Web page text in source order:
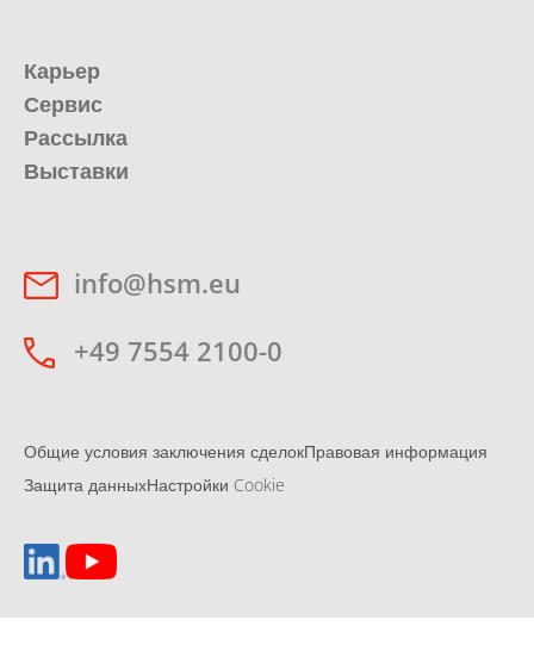
Карьер
Сервис
Рассылка
Выставки
info@hsm.eu
+49 7554 2100-0
Общие условия заключения сделокПравовая информация
Защита данныхНастройки Cookie